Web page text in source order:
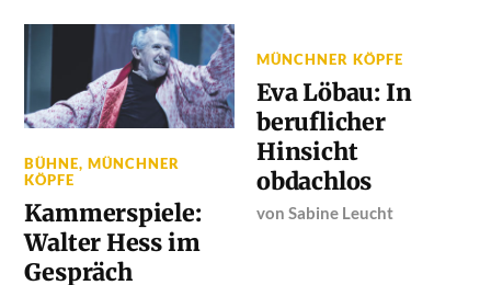
BÜHNE,MÜNCHNER
KÖPFE
Kammerspiele:
Walter Hess im
Gespräch
MÜNCHNER KÖPFE
Eva Löbau: In
beruflicher
Hinsicht
obdachlos
vonSabine Leucht